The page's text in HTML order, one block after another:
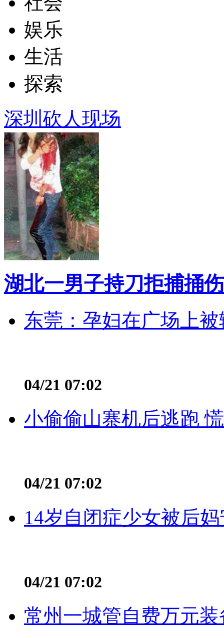
娱乐
生活
探索
深圳砍人现场
湖北一男子持刀拒捕捅
东莞：孕妇在广场上
04/21 07:02
小偷偷山寨机后逃跑
04/21 07:02
14岁自闭症少女被后
04/21 07:02
常州一城管自费万元